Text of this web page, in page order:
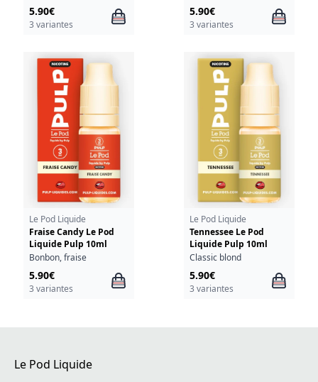
5.90€
3 variantes
5.90€
3 variantes
Le Pod Liquide
Fraise Candy Le Pod
Liquide Pulp 10ml
Bonbon, fraise
5.90€
3 variantes
Le Pod Liquide
Tennessee Le Pod
Liquide Pulp 10ml
Classic blond
5.90€
3 variantes
Le Pod Liquide